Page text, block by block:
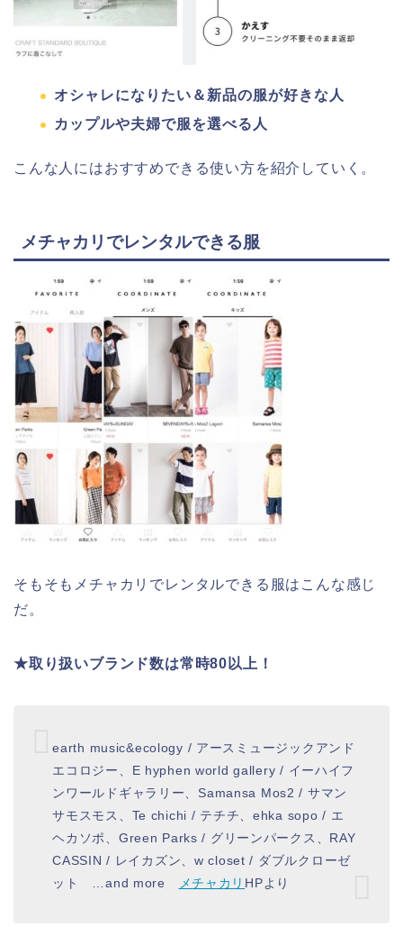
オシャレになりたい＆新品の服が好きな人
カップルや夫婦で服を選べる人
こんな人にはおすすめできる使い方を紹介していく。
メチャカリでレンタルできる服
そもそもメチャカリでレンタルできる服はこんな感じ
だ。
★取り扱いブランド数は常時80以上！
earth music&ecology / アースミュージックアンド
エコロジー、E hyphen world gallery / イーハイフ
ンワールドギャラリー、Samansa Mos2 / サマン
サモスモス、Te chichi / テチチ、ehka sopo / エ
ヘカソポ、Green Parks / グリーンパークス、RAY
CASSIN / レイカズン、w closet / ダブルクローゼ
ット …and more
メチャカリ HPより